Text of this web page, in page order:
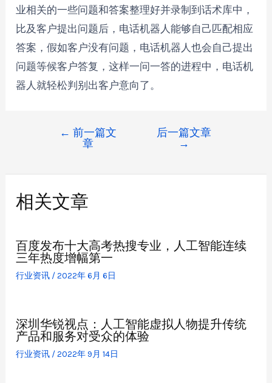
业相关的一些问题和答案整理好并录制到话术库中，
比及客户提出问题后，电话机器人能够自己匹配相应
答案，假如客户没有问题，电话机器人也会自己提出
问题等候客户答复，这样一问一答的进程中，电话机
器人就轻松判别出客户意向了。
← 前一篇文
章
后一篇文章
→
相关文章
百度发布十大高考热搜专业，人工智能连续
三年热度增幅第一
行业资讯 /2022年 6月 6日
深圳华锐视点：人工智能虚拟人物提升传统
产品和服务对受众的体验
行业资讯 /2022年 9月 14日